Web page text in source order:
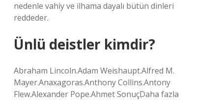
nedenle vahiy ve ilhama dayalı bütün dinleri
reddeder.
Ünlü deistler kimdir?
Abraham Lincoln.Adam Weishaupt.Alfred M.
Mayer.Anaxagoras.Anthony Collins.Antony
Flew.Alexander Pope.Ahmet SonuçDaha fazla